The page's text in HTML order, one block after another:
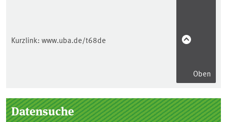
Kurzlink: www.uba.de/t68de
Oben
Seitenleiste
Datensuche